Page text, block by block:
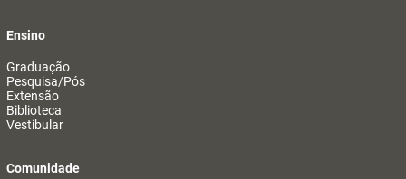
Ensino
Graduação
Pesquisa/Pós
Extensão
Biblioteca
Vestibular
Comunidade